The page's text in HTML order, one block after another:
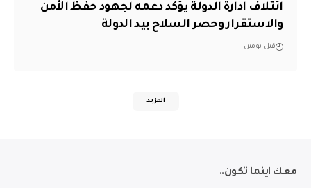
ائتلاف ادارة الدولة يؤكد دعمه لجهود حفظ الأمن
والاستقرار وحصر السلاح بيد الدولة
قبل يومين
المزيد
معك اينما تكون..